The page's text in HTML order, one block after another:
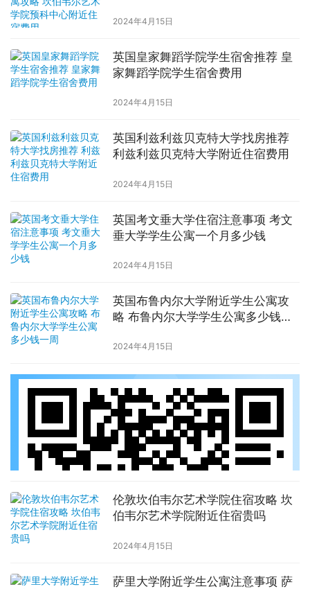
2024年4月15日
英国皇家舞蹈学院学生宿舍推荐 皇
家舞蹈学院学生宿舍费用
2024年4月15日
英国利兹利兹贝克特大学找房推荐
利兹利兹贝克特大学附近住宿费用
2024年4月15日
英国考文垂大学住宿注意事项 考文
垂大学学生公寓一个月多少钱
2024年4月15日
英国布鲁内尔大学附近学生公寓攻
略 布鲁内尔大学学生公寓多少钱一
2024年4月15日
伦敦坎伯韦尔艺术学院住宿攻略 坎
伯韦尔艺术学院附近住宿贵吗
2024年4月15日
萨里大学附近学生公寓注意事项 萨